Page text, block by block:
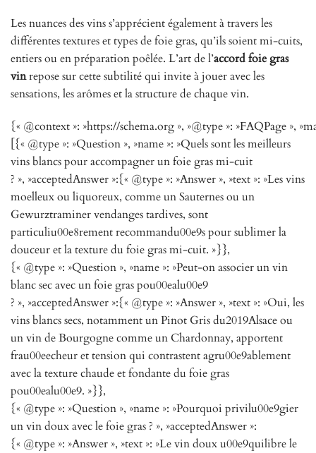
Les nuances des vins s’apprécient également à travers les
différentes textures et types de foie gras, qu’ils soient mi-cuits,
entiers ou en préparation poêlée. L’art de l’accord foie gras
vinrepose sur cette subtilité qui invite à jouer avec les
sensations, les arômes et la structure de chaque vin.
{« @context »: »https://schema.org », »@type »: »FAQPage »,
[{« @type »: »Question », »name »: »Quels sont les meilleurs
vins blancs pour accompagner un foie gras mi-cuit
? », »acceptedAnswer »:{« @type »: »Answer », »text »: »Les vins
moelleux ou liquoreux, comme un Sauternes ou un
Gewurztraminer vendanges tardives, sont
particuliu00e8rement recommandu00e9s pour sublimer la
douceur et la texture du foie gras mi-cuit. »}},
{« @type »: »Question », »name »: »Peut-on associer un vin
blanc sec avec un foie gras pou00ealu00e9
? », »acceptedAnswer »:{« @type »: »Answer », »text »: »Oui, les
vins blancs secs, notamment un Pinot Gris du2019Alsace ou
un vin de Bourgogne comme un Chardonnay, apportent
frau00eecheur et tension qui contrastent agru00e9ablement
avec la texture chaude et fondante du foie gras
pou00ealu00e9. »}},
{« @type »: »Question », »name »: »Pourquoi privilu00e9gier
un vin doux avec le foie gras ? », »acceptedAnswer »:
{« @type »: »Answer », »text »: »Le vin doux u00e9quilibre le